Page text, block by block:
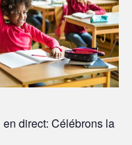
direct: Célébrons la